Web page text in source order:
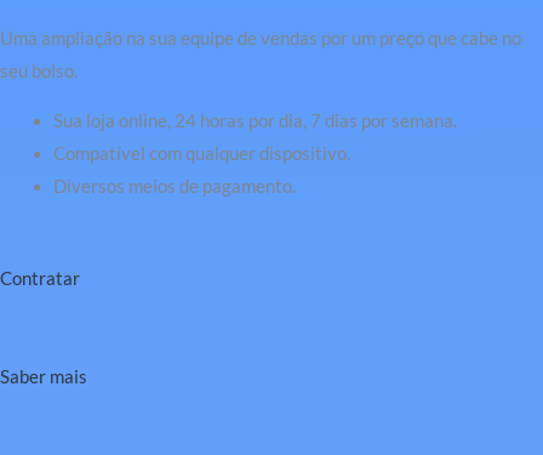
Uma ampliação na sua equipe de vendas por um preço que cabe no
seu bolso.
Sua loja online, 24 horas por dia, 7 dias por semana.
Compatível com qualquer dispositivo.
Diversos meios de pagamento.
Contratar
Saber mais